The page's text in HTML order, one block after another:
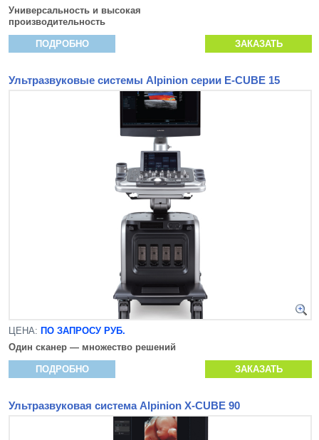
Универсальность и высокая
производительность
ПОДРОБНО ЗАКАЗАТЬ
Ультразвуковые системы Alpinion серии E-CUBE 15
ЦЕНА: ПО ЗАПРОСУ РУБ.
Один сканер — множество решений
ПОДРОБНО ЗАКАЗАТЬ
Ультразвуковая система Alpinion X-CUBE 90